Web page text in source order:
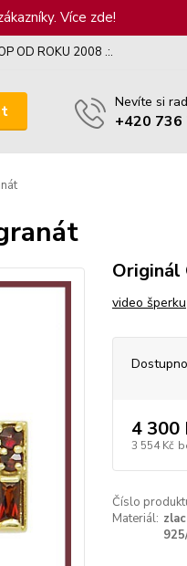
Více zde!
OD ROKU 2008 .:.
Nevíte si
+420 736
Originál
video šperku
4 300
3 554 Kč
Číslo
Materiál: